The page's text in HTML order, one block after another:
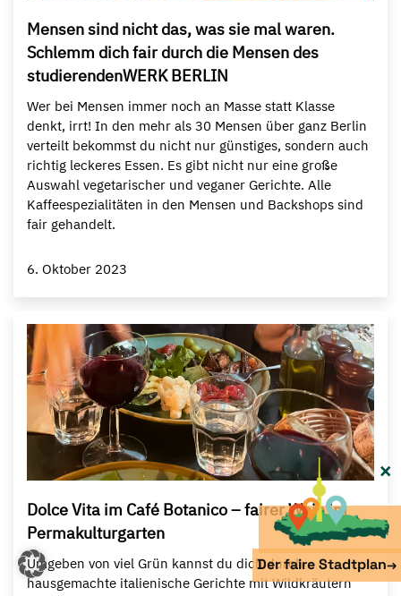
Mensen sind nicht das, was sie mal waren.
Schlemm dich fair durch die Mensen des
studierendenWERK BERLIN
Wer bei Mensen immer noch an Masse statt Klasse
denkt, irrt! In den mehr als 30 Mensen über ganz Berlin
verteilt bekommst du nicht nur günstiges, sondern auch
richtig leckeres Essen. Es gibt nicht nur eine große
Auswahl vegetarischer und veganer Gerichte. Alle
Kaffeespezialitäten in den Mensen und Backshops sind
fair gehandelt.
6. Oktober 2023
Dolce Vita im Café Botanico – fairer Wein im
Permakulturgarten
Umgeben von viel Grün kannst du dich durch
hausgemachte italienische Gerichte mit Wildkräutern
×
Der faire Stadtplan→